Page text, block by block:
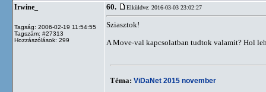
Irwine_
Tagság: 2006-02-19 11:54:55
Tagszám: #27313
Hozzászólások: 299
60. Elküldve: 2016-03-03 23:02:27
Sziasztok!
A Move-val kapcsolatban tudtok valamit? Hol
Téma: ViDaNet 2015 november